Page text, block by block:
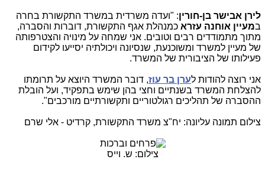
לירן אבישר בן-חורין: "ועדה משרדית במשרד התקשורת בחרה
במעיין אוחנה עזרא כמנהלת אגף התקשורת, דוברות והסברה,
מתוך מתמודדים רבים וטובים. אני שמחה על מינויה והצטרפותה
של מעיין למשרד ומשוכנעת, שנסיונה ויכולתיה יסייעו לקידום
פעילותו של הציבורית של המשרד.
אני רוצה להודות לערן בר עוז, דובר המשרד היוצא על תרומתו
להצלחת המשרד בשנתיים וחצי בהן שימש בתפקיד, ועל הובלת
ההסברה של תהליכים רגולטוריים ותקשורתיים מורכבים".
צילום תמונה עליונה: יח"צ משרד התקשורת, קרדיט - אלי שרם
צילום: ש. וייס